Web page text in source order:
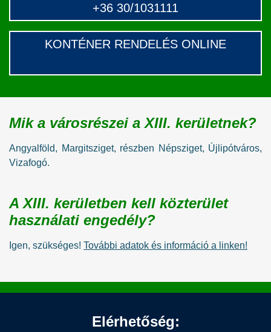
+36 30/1031111
KONTÉNER RENDELÉS ONLINE
Mik a városrészei a XIII. kerületnek?
Angyalföld, Margitsziget, részben Népsziget, Újlipótváros,
Vizafogó.
A XIII. kerületben kell közterület
használati engedély?
Igen, szükséges! További adatok és információ a linken!
Elérhetőség: